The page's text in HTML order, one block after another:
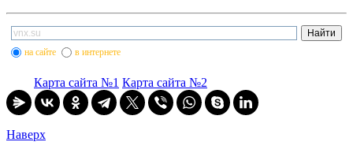
на сайте в интернете
Карта сайта №1 Карта сайта №2
Наверх